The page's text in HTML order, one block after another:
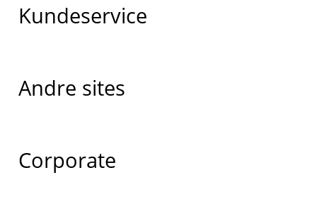
Kundeservice
Andre sites
Corporate